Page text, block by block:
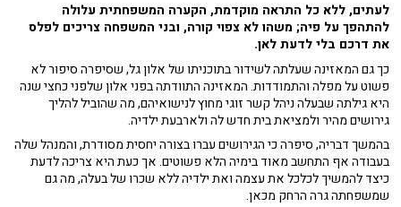
לעתים, ללא כל התראה מוקדמת, הקערה המשפחתית עלולה
להתהפך על פיה; משהו לא צפוי קורה, ובני המשפחה צריכים לפלס
את דרכם בלי לדעת לאן.
כך גם המאזינה שעלתה לשידור בתוכניתו של אלון גל, שסיפרה סיפור לא
פשוט על מפלה והתמודדות. המאזינה התוודתה בפני אלון שלפני כחצי שנה
היא גילתה שבעלה ניהל קשר זוגי מחוץ לנישואיהם, מה שהוביל להליך
גירושים מהיר ולמציאת בית חדש לה ולארבעת ילדיה.
בהמשך דבריה, סיפרה כי הגירושים עברו בצורה יחסית מסודרת, והמנהל שלה
בעבודה אף התחשב מאוד בימיה הלא פשוטים. אך כעת היא צריכה לדעת
כיצד להמשיך לכלכל את עצמה ואת ילדיה ללא שכרו של בעלה, מה גם
שמשפחתה גרה הרחק מכאן.